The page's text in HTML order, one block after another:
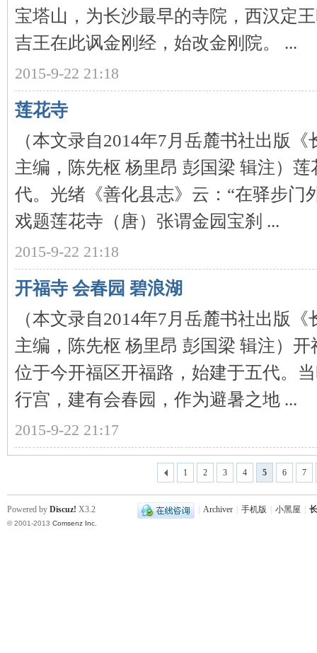
下
宝塔山，为长沙最早的寺院，西汉定
吉王在此讽金刚经，始改金刚院。 ...
2015-9-22 21:18
莲花寺
（本文录自2014年7月岳麓书社出版
主编，陈先枢 杨里昂 彭国梁 辑注）
代。光绪《善化县志》云：“在驿步门
戏题莲花寺（唐）张谓金园宝刹 ...
2015-9-22 21:18
开福寺 会春园 碧浪湖
（本文录自2014年7月岳麓书社出版
主编，陈先枢 杨里昂 彭国梁 辑注）
位于今开福区开福路，始建于五代。
行宫，建有会春园，作为避暑之地 ...
2015-9-22 21:17
1 2 3 4 5 6 7
Archiver 手机版 小黑屋
Powered by Discuz! X3.2
© 2001-2013 Comsenz Inc.